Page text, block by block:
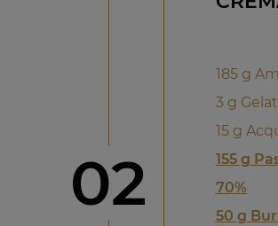
Step
02
185 g
3 g
15 g
155 g
70%
50 g